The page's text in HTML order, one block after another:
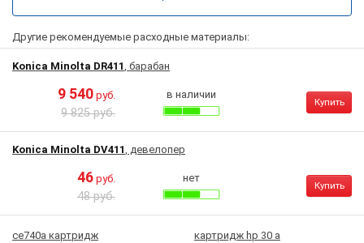
Другие рекомендуемые расходные материалы:
Konica Minolta DR411, барабан
9 540 руб.
9 825 руб.
в наличии
Купить
Konica Minolta DV411, девелопер
46 руб.
48 руб.
нет
Купить
ce740a картридж картридж hp 30 a